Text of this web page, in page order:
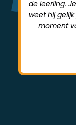
de leerling.
weet hij
moment